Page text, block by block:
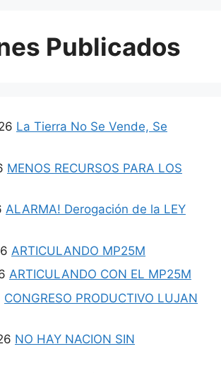
Publicados
La Tierra No Se Vende, Se
MENOS RECURSOS PARA LOS
ALARMA! Derogación de la LEY
ARTICULANDO MP25M
ARTICULANDO CON EL MP25M
CONGRESO PRODUCTIVO LUJAN
NO HAY NACION SIN